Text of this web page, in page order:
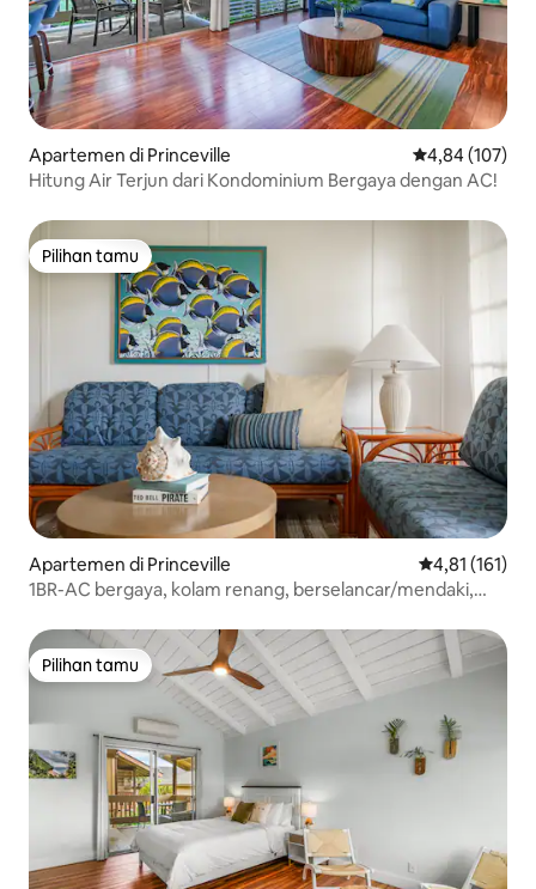
Apartemen di Princeville Nilai rata-rata
4,84 (107)
Hitung Air Terjun dari Kondominium Bergaya dengan AC!
Pilihan tamu
Pilihan tamu
Apartemen di Princeville Nilai rata-rata
4,81 (161)
1BR-AC bergaya, kolam renang, berselancar/mendaki,
Pilihan tamu
Pilihan tamu